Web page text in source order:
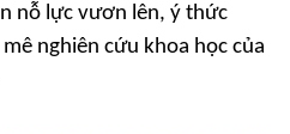
nỗ lực vươn lên, ý thức
nghiên cứu khoa học của